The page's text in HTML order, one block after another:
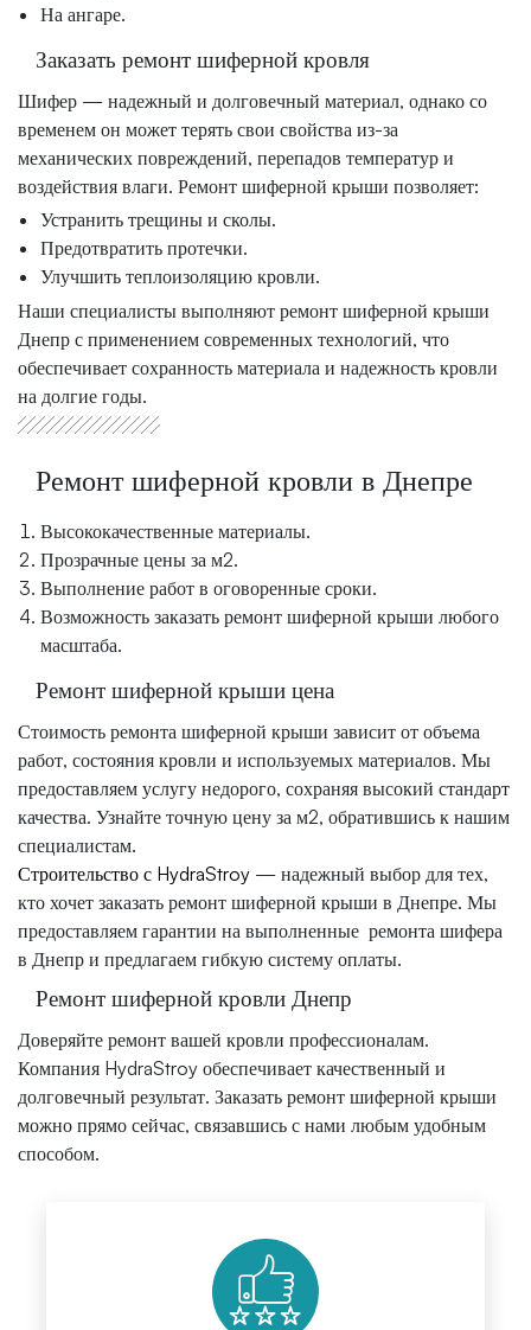
На ангаре.
Заказать ремонт шиферной кровля
Шифер — надежный и долговечный материал, однако со
временем он может терять свои свойства из-за
механических повреждений, перепадов температур и
воздействия влаги. Ремонт шиферной крыши позволяет:
Устранить трещины и сколы.
Предотвратить протечки.
Улучшить теплоизоляцию кровли.
Наши специалисты выполняют ремонт шиферной крыши
Днепр с применением современных технологий, что
обеспечивает сохранность материала и надежность кровли
на долгие годы.
Ремонт шиферной кровли в Днепре
Высококачественные материалы.
Прозрачные цены за м2.
Выполнение работ в оговоренные сроки.
Возможность заказать ремонт шиферной крыши любого
масштаба.
Ремонт шиферной крыши цена
Стоимость ремонта шиферной крыши зависит от объема
работ, состояния кровли и используемых материалов. Мы
предоставляем услугу недорого, сохраняя высокий стандарт
качества. Узнайте точную цену за м2, обратившись к нашим
специалистам.
Строительство с HydraStroy — надежный выбор для тех,
кто хочет заказать ремонт шиферной крыши в Днепре. Мы
предоставляем гарантии на выполненные ремонта шифера
в Днепр и предлагаем гибкую систему оплаты.
Ремонт шиферной кровли Днепр
Доверяйте ремонт вашей кровли профессионалам.
Компания HydraStroy обеспечивает качественный и
долговечный результат. Заказать ремонт шиферной крыши
можно прямо сейчас, связавшись с нами любым удобным
способом.